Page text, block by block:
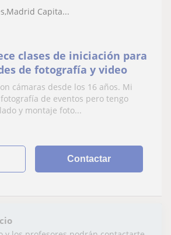
Capita...
clases de iniciación para
de fotografía y video
cámaras desde los 16 años. Mi
de eventos pero tengo
y montaje foto...
Contactar